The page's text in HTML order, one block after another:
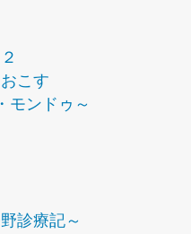
こす
モンドゥ～
診療記～